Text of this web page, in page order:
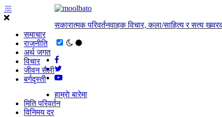
समाचार
राजनीति
अर्थ जगत
विचार
जीवन सैली
बर्गदृस्ती
सकारात्मक परिवर्तनवाहक विचार, कला/साहित्य र सत्य
हाम्राे बारेमा
मिति परिवर्तन
विनिमय दर